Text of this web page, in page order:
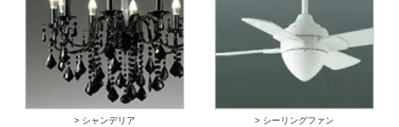
> シャンデリア > シーリングファン